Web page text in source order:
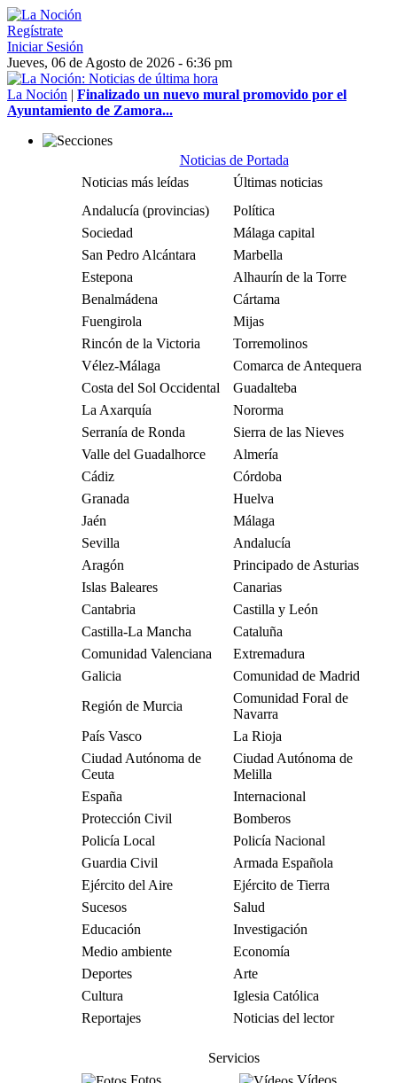
Regístrate
Iniciar Sesión
Jueves, 06 de Agosto de 2026 - 6:36 pm
La Noción | Finalizado un nuevo mural promovido por el
Ayuntamiento de Zamora...
Noticias de Portada
Noticias más leídas
Últimas noticias
Andalucía (provincias)
Política
Sociedad
Málaga capital
San Pedro Alcántara
Marbella
Estepona
Alhaurín de la Torre
Benalmádena
Cártama
Fuengirola
Mijas
Rincón de la Victoria
Torremolinos
Vélez-Málaga
Comarca de Antequera
Costa del Sol Occidental
Guadalteba
La Axarquía
Nororma
Serranía de Ronda
Sierra de las Nieves
Valle del Guadalhorce
Almería
Cádiz
Córdoba
Granada
Huelva
Jaén
Málaga
Sevilla
Andalucía
Aragón
Principado de Asturias
Islas Baleares
Canarias
Cantabria
Castilla y León
Castilla-La Mancha
Cataluña
Comunidad Valenciana
Extremadura
Galicia
Comunidad de Madrid
Región de Murcia
Comunidad Foral de
Navarra
País Vasco
La Rioja
Ciudad Autónoma de
Ceuta
Ciudad Autónoma de
Melilla
España
Internacional
Protección Civil
Bomberos
Policía Local
Policía Nacional
Guardia Civil
Armada Española
Ejército del Aire
Ejército de Tierra
Sucesos
Salud
Educación
Investigación
Medio ambiente
Economía
Deportes
Arte
Cultura
Iglesia Católica
Reportajes
Noticias del lector
Servicios
Fotos
Vídeos